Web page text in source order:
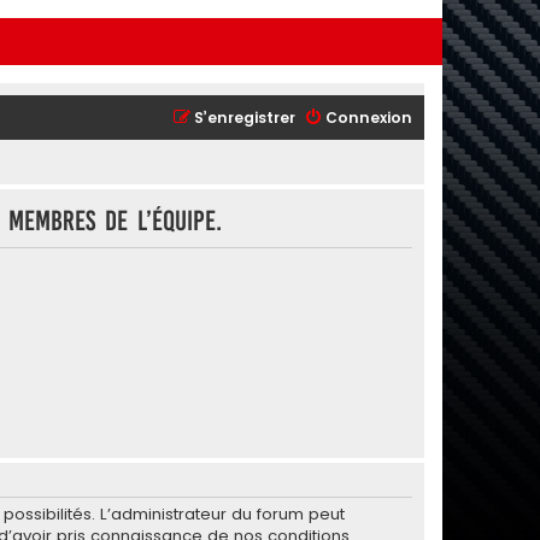
Connexion
S’enregistrer
de l’équipe.
L’administrateur du forum peut